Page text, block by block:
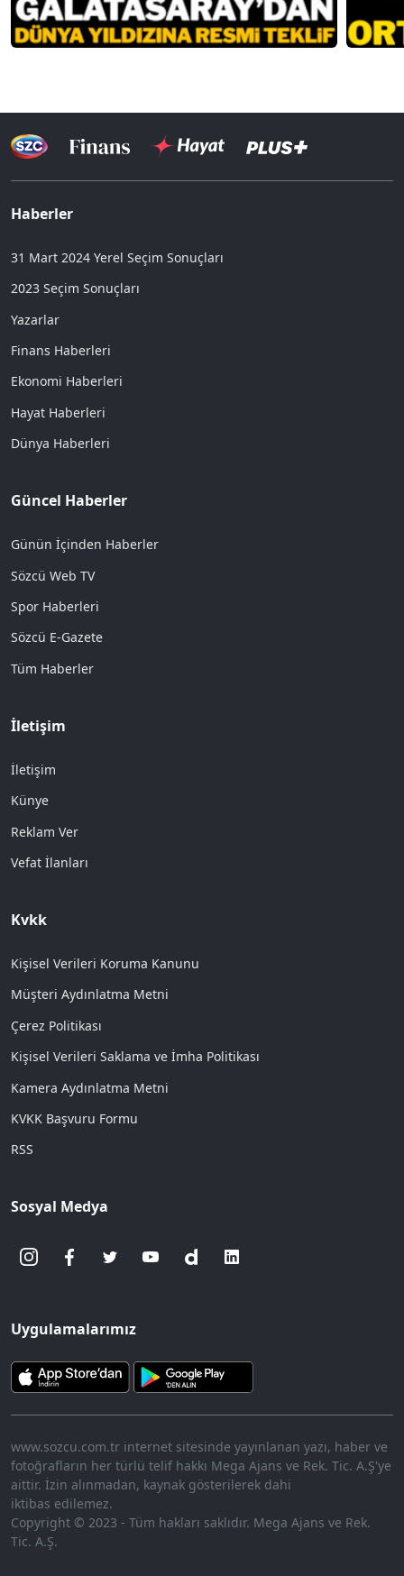
Haberler
31 Mart 2024 Yerel Seçim Sonuçları
2023 Seçim Sonuçları
Yazarlar
Finans Haberleri
Ekonomi Haberleri
Hayat Haberleri
Dünya Haberleri
Güncel Haberler
Günün İçinden Haberler
Sözcü Web TV
Spor Haberleri
Sözcü E-Gazete
Tüm Haberler
İletişim
İletişim
Künye
Reklam Ver
Vefat İlanları
Kvkk
Kişisel Verileri Koruma Kanunu
Müşteri Aydınlatma Metni
Çerez Politikası
Kişisel Verileri Saklama ve İmha Politikası
Kamera Aydınlatma Metni
KVKK Başvuru Formu
RSS
Sosyal Medya
Uygulamalarımız
www.sozcu.com.tr internet sitesinde yayınlanan yazı, haber ve
fotoğrafların her türlü telif hakkı Mega Ajans ve Rek. Tic. A.Ş'ye
aittir. İzin alınmadan, kaynak gösterilerek dahi
iktibas edilemez.
Copyright © 2023 - Tüm hakları saklıdır. Mega Ajans ve Rek.
Tic. A.Ş.